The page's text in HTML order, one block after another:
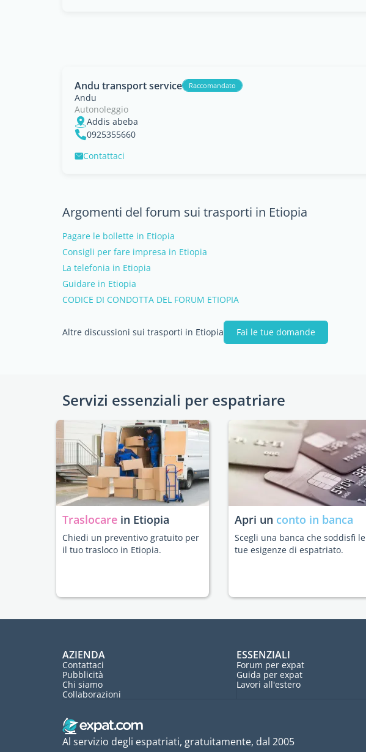
Andu transport service Raccomandato
Andu
Autonoleggio
Addis abeba
0925355660
Contattaci
Argomenti del forum sui trasporti in Etiopia
Pagare le bollette in Etiopia
Consigli per fare impresa in Etiopia
La telefonia in Etiopia
Guidare in Etiopia
CODICE DI CONDOTTA DEL FORUM ETIOPIA
Altre discussioni sui trasporti in Etiopia Fai le tue domande
Servizi essenziali per espatriare
Traslocare in Etiopia
Chiedi un preventivo gratuito per
il tuo trasloco in Etiopia.
Apri un conto in banca
Scegli una banca che soddisfi le
tue esigenze di espatriato.
AZIENDA
Contattaci
Pubblicità
Chi siamo
Collaborazioni
ESSENZIALI
Forum per expat
Guida per expat
Lavori all'estero
Al servizio degli espatriati, gratuitamente, dal 2005